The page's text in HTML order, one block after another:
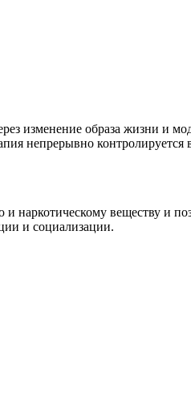
изменение образа жизни и
непрерывно контролируется
наркотическому веществу и
и социализации.